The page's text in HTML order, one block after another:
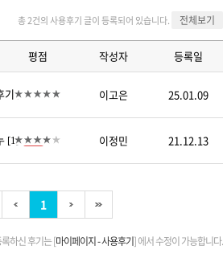
총 2건의 사용후기 글이 등록되어 있습니다. 전체보기
평점 작성자 등록일
기[1] 이고은 25.01.09
[1] 이정민 21.12.13
1
하신 후기는 [마이페이지 - 사용후기] 에서 수정이 가능합니다.